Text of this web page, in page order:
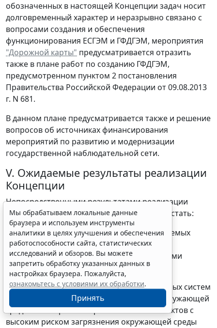
обозначенных в настоящей Концепции задач носит
долговременный характер и неразрывно связано с
вопросами создания и обеспечения
функционирования ЕСГЭМ и ГФДГЭМ, мероприятия
"Дорожной карты" предусматривается отразить
также в плане работ по созданию ГФДГЭМ,
предусмотренном пунктом 2 постановления
Правительства Российской Федерации от 09.08.2013
г. N 681.
В данном плане предусматривается также и решение
вопросов об источниках финансирования
мероприятий по развитию и модернизации
государственной наблюдательной сети.
V. Ожидаемые результаты реализации
Концепции
Непосредственными результатами реализации
настоящей Концепции к 2025 году должны стать:
исключение дублирования работ, выполняемых
государственной наблюдательной сетью,
территориальными и локальными системами
наблюдений;
организация и функционирование локальных систем
наблюдений мониторинга загрязнения окружающей
среды в 100% районов расположения объектов с
высоким риском загрязнения окружающей среды
Мы обрабатываем локальные данные
браузера и используем инструменты
аналитики в целях улучшения и обеспечения
работоспособности сайта, статистических
исследований и обзоров. Вы можете
запретить обработку указанных данных в
настройках браузера. Пожалуйста,
ознакомьтесь с условиями их обработки.
Принять